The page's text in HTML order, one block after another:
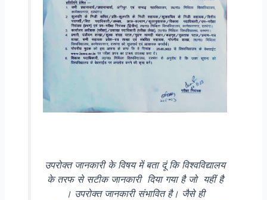
उपरोक्त जानकारी के विषय में बता दूं कि विश्वविद्यालय
के तरफ से सटीक जानकारी दिया गया है जो यहीं है
। उपरोक्त जानकारी संभावित है। जैसे ही